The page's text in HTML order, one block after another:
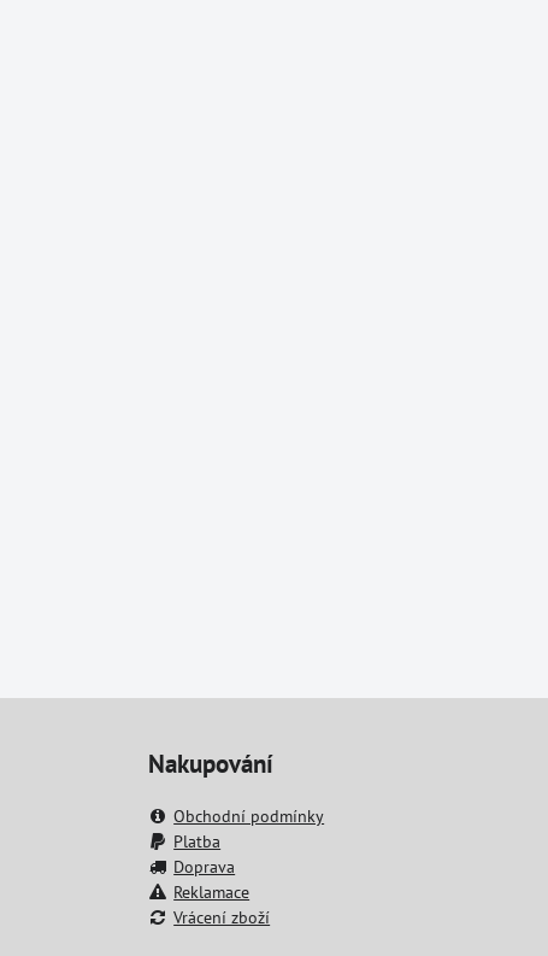
Nakupování
Obchodní podmínky
Platba
Doprava
Reklamace
Vrácení zboží